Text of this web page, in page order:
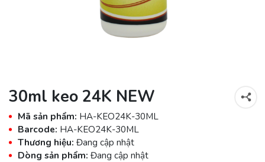
30ml keo 24K NEW
Mã sản phẩm: HA-KEO24K-30ML
Barcode: HA-KEO24K-30ML
Thương hiệu: Đang cập nhật
Dòng sản phẩm: Đang cập nhật